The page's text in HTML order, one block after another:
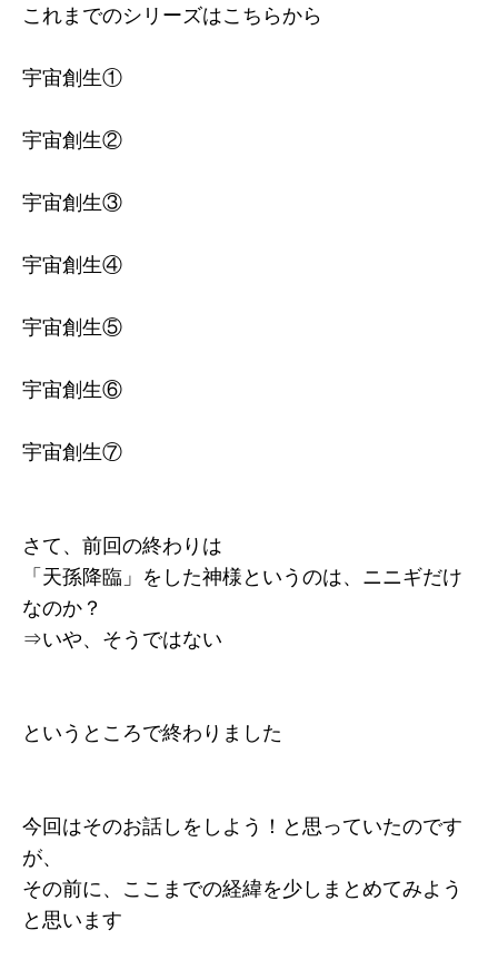
これまでのシリーズはこちらから
宇宙創生①
宇宙創生②
宇宙創生③
宇宙創生④
宇宙創生⑤
宇宙創生⑥
宇宙創生⑦
さて、前回の終わりは
「天孫降臨」をした神様というのは、ニニギだけ
なのか？
⇒いや、そうではない
というところで終わりました
今回はそのお話しをしよう！と思っていたのです
が、
その前に、ここまでの経緯を少しまとめてみよう
と思います